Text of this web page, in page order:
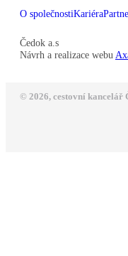
O společnostiKariéra
Čedok a.s
Návrh a realizace webu
© 2026, cestovní kancelář